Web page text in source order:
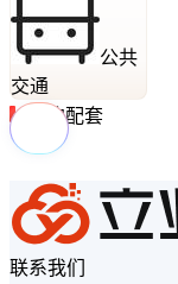
公共
交通
周边配套
联系我们